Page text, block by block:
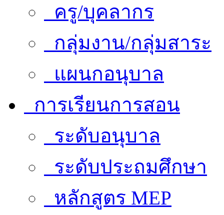
ครู/บุคลากร
กลุ่มงาน/กลุ่มสาระ
แผนกอนุบาล
การเรียนการสอน
ระดับอนุบาล
ระดับประถมศึกษา
หลักสูตร MEP